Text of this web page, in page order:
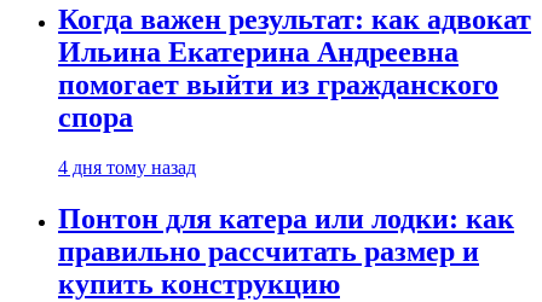
Когда важен результат: как адвокат
Ильина Екатерина Андреевна
помогает выйти из гражданского
спора
4 дня тому назад
Понтон для катера или лодки: как
правильно рассчитать размер и
купить конструкцию